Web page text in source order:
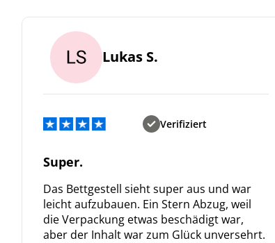
Lukas S.
Verifiziert
Super.
Das Bettgestell sieht super aus und war
leicht aufzubauen. Ein Stern Abzug, weil
die Verpackung etwas beschädigt war,
aber der Inhalt war zum Glück unversehrt.